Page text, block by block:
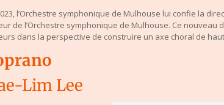
l’Orchestre symphonique de Mulhouse lui confie la
de l’Orchestre symphonique de Mulhouse. Ce
dans la perspective de construire un axe choral de
Lim Lee